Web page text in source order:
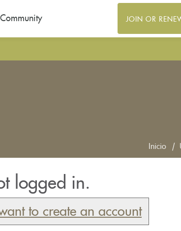
Community JOIN OR
Inicio |
logged in.
want to create an account